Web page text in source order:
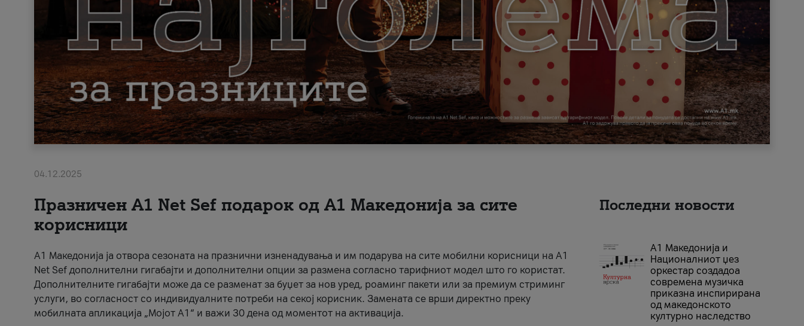
04.12.2025
Празничен A1 Net Sеf подарок од А1 Македонија за сите
корисници
А1 Македонија ја отвора сезоната на празнични изненадувања и им подарува на сите мобилни корисници на A1
Net Sef дополнителни гигабајти и дополнителни опции за размена согласно тарифниот модел што го користат.
Дополнителните гигабајти може да се разменат за буџет за нов уред, роаминг пакети или за премиум стриминг
услуги, во согласност со индивидуалните потреби на секој корисник. Замената се врши директно преку
мобилната апликација „Мојот А1“ и важи 30 дена од моментот на активација.
Последни новости
А1 Македонија и
Националниот џез
оркестар создадоа
современа музичка
приказна инспирирана
од македонското
културно наследство